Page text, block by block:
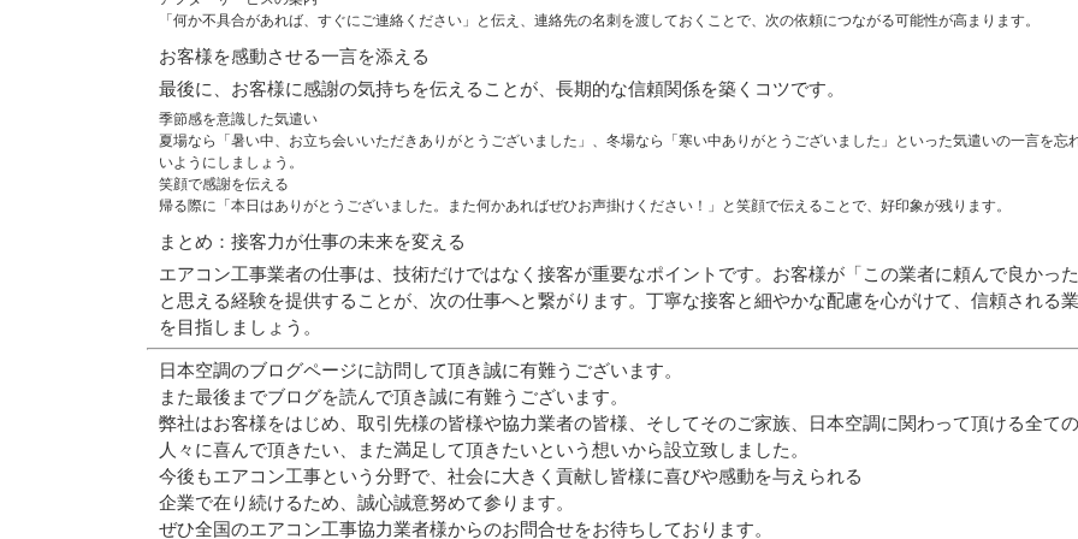
「何か不具合があれば、すぐにご連絡ください」と伝え、連絡先の名刺を渡しておくことで、次の依頼につながる可能性が高まります。
お客様を感動させる一言を添える
最後に、お客様に感謝の気持ちを伝えることが、長期的な信頼関係を築くコツです。
季節感を意識した気遣い
夏場なら「暑い中、お立ち会いいただきありがとうございました」、冬場なら「寒い中ありがとうございました」といった気遣いの一言を忘
いようにしましょう。
笑顔で感謝を伝える
帰る際に「本日はありがとうございました。また何かあればぜひお声掛けください！」と笑顔で伝えることで、好印象が残ります。
まとめ：接客力が仕事の未来を変える
エアコン工事業者の仕事は、技術だけではなく接客が重要なポイントです。お客様が「この業者に頼んで良かった
と思える経験を提供することが、次の仕事へと繋がります。丁寧な接客と細やかな配慮を心がけて、信頼される
を目指しましょう。
日本空調のブログページに訪問して頂き誠に有難うございます。
また最後までブログを読んで頂き誠に有難うございます。
弊社はお客様をはじめ、取引先様の皆様や協力業者の皆様、そしてそのご家族、日本空調に関わって頂ける全ての
人々に喜んで頂きたい、また満足して頂きたいという想いから設立致しました。
今後もエアコン工事という分野で、社会に大きく貢献し皆様に喜びや感動を与えられる
企業で在り続けるため、誠心誠意努めて参ります。
ぜひ全国のエアコン工事協力業者様からのお問合せをお待ちしております。